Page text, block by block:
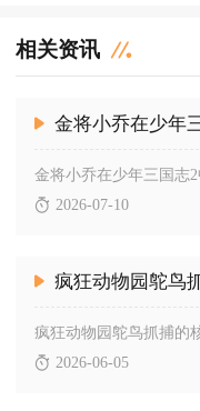
相关资讯
2026-07-10
2026-06-05